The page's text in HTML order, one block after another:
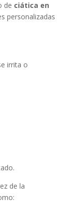
de ciática en
personalizadas
irrita o
de la